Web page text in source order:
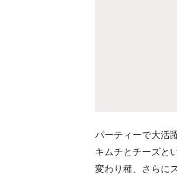
パーティーで大活
キムチとチーズと
変わり種、さらに